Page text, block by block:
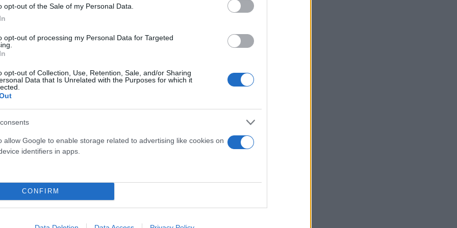
opt-out of the Sale of my Personal Data.
opt-out of processing my Personal Data for Targeted
opt-out of Collection, Use, Retention, Sale, and/or Sharing
Data that Is Unrelated with the Purposes for which it
allow Google to enable storage related to advertising like cookies on
identifiers in apps.
CONFIRM
Η δημοσίευση κοινοποιήθηκε από το χρήστη Naomi Moschitta (@naomi.moschitta)
σας δώσει να καταλάβετε τι είναι αυτό που την έχει κάνει
γειτονικής χώρας.